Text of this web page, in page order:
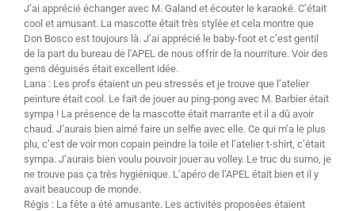
J’ai apprécié échanger avec M. Galand et écouter le karaoké. C’était
cool et amusant. La mascotte était très stylée et cela montre que
Don Bosco est toujours là. J’ai apprécié le baby-foot et c’est gentil
de la part du bureau de l’APEL de nous offrir de la nourriture. Voir des
gens déguisés était excellent idée.
Lana : Les profs étaient un peu stressés et je trouve que l’atelier
peinture était cool. Le fait de jouer au ping-pong avec M. Barbier était
sympa ! La présence de la mascotte était marrante et il a dû avoir
chaud. J’aurais bien aimé faire un selfie avec elle. Ce qui m’a le plus
plu, c’est de voir mon copain peindre la toile et l’atelier t-shirt, c’était
sympa. J’aurais bien voulu pouvoir jouer au volley. Le truc du sumo, je
ne trouve pas ça très hygiénique. L’apéro de l’APEL était bien et il y
avait beaucoup de monde.
Régis : La fête a été amusante. Les activités proposées étaient